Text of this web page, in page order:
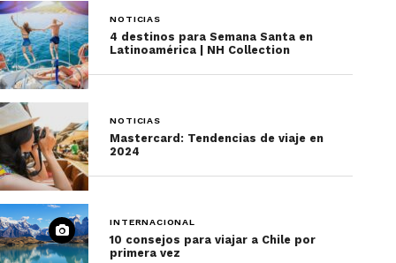
NOTICIAS
4 destinos para Semana Santa en
Latinoamérica | NH Collection
NOTICIAS
Mastercard: Tendencias de viaje en
2024
INTERNACIONAL
10 consejos para viajar a Chile por
primera vez